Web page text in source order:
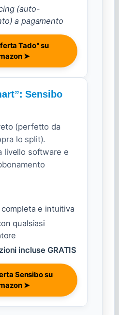
(auto-
a pagamento
Tado° su
➤
Sensibo
(perfetto da
lo split).
livello software e
e intuitiva
qualsiasi
incluse GRATIS
Sensibo su
➤